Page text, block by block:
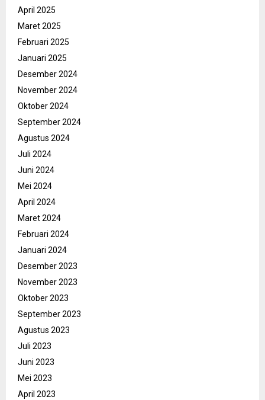
April 2025
Maret 2025
Februari 2025
Januari 2025
Desember 2024
November 2024
Oktober 2024
September 2024
Agustus 2024
Juli 2024
Juni 2024
Mei 2024
April 2024
Maret 2024
Februari 2024
Januari 2024
Desember 2023
November 2023
Oktober 2023
September 2023
Agustus 2023
Juli 2023
Juni 2023
Mei 2023
April 2023